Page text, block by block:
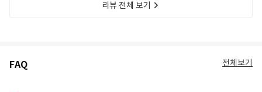
리뷰 전체 보기
FAQ 전체보기